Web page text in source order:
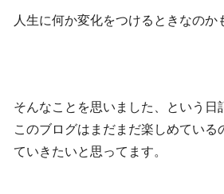
人生に何か変化をつけるときなのか
そんなことを思いました、という日
このブログはまだまだ楽しめている
ていきたいと思ってます。